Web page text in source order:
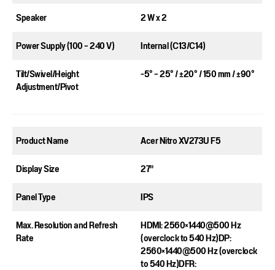
Speaker​
2 W x 2​
Power Supply (100 – 240 V)​
Internal (C13/C14)​
Tilt/Swivel/Height
Adjustment/Pivot​
-5° – 25° / ±20° / 150 mm / ±90°​
Product Name​
Acer Nitro XV273U F5​
Display Size​
27”​
Panel Type​
IPS
Max. Resolution and Refresh
Rate​
HDMI: 2560×1440@500 Hz​
(overclock to 540 Hz)DP:
2560×1440@500 Hz​ (overclock
to 540 Hz)DFR: